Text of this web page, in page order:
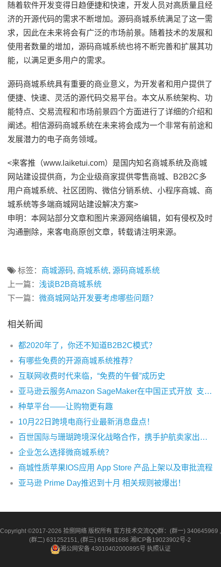
随着软件开发变得日趋便捷和快速，开发人员对高质量且经
济的开源代码的需求不断增加。源码商城系统满足了这一需
求，因此在未来将会有广泛的市场前景。随着技术的发展和
使用者数量的增加，源码商城系统也将不断完善和扩展其功
能，以满足更多用户的需求。
源码商城系统具有重要的商业意义，为开发者和用户提供了
便捷、快速、灵活的源代码交易平台。本文从系统架构、功
能特点、交易流程和市场前景四个方面进行了详细的介绍和
阐述。相信源码商城系统在未来将会成为一个非常有前途和
发展潜力的电子商务领域。
<来客推（www.laiketui.com）是国内知名商城系统及商城
网站建设提供商，为企业级商家提供零售商城、B2B2C多
用户商城系统、社区团购、微信分销系统、小程序商城、商
城系统等多端商城网站建设解决方案>
申明：本网站部分文章和图片来源网络编辑，如有侵权及时
沟通删除，来客电商原创文章，转载请注明来源。
标签： 商城源码, 商城系统, 源码商城系统
上一篇： 浅谈B2B商城系统
下一篇： 微商城网站开发要考虑哪些问题？
相关新闻
都2020年了，你还不知道B2B2C模式？
有哪些免费的开源商城系统推荐？
互联网收费时代来临，“免费的午餐”成历史
亚马逊云服务Amazon SageMaker在中国正式开放 支持一键部署模型
种草平台——让购物更有趣
10月22日跨境电商行业最新消息盘点！
百世国际与珊瑚跨境深化战略合作，携手护航卖家出海东南亚
企业怎么选择微商城系统？
商城性质苹果IOS应用 App Store 产品上架以及审批流程
亚马逊 Prime Day推迟到十月 相关规则被爆出！
Copyright ©2017-2026 拾捌网络 版权所有 官方技术交流QQ群：(群一) 340645969 ,
(群二) 631252151, (群三) 615981686 湘ICP备19023902号-2
湘公网安备 43010402000895号 执照认证